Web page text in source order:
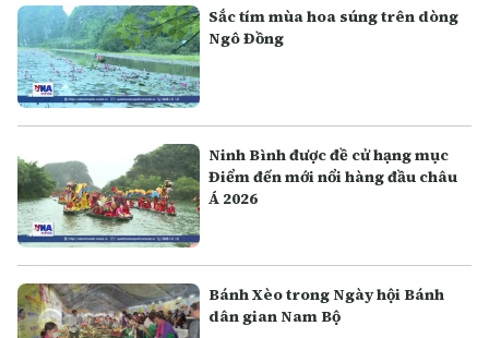
Sắc tím mùa hoa súng trên dòng
Ngô Đồng
Ninh Bình được đề cử hạng mục
Điểm đến mới nổi hàng đầu châu
Á 2026
Bánh Xèo trong Ngày hội Bánh
dân gian Nam Bộ